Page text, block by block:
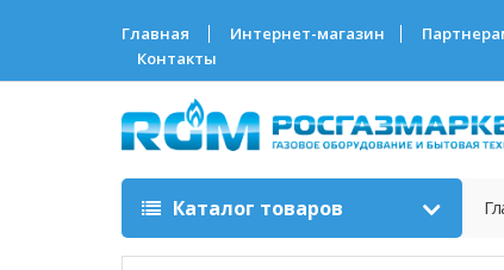
Главная Интернет-магазин
Контакты
Каталог товаров